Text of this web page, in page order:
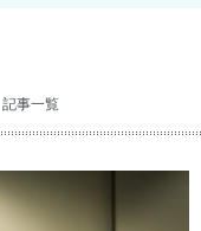
記事一覧